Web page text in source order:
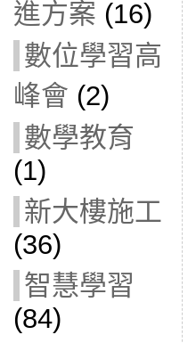
進方案 (16)
數位學習高
峰會 (2)
數學教育
(1)
新大樓施工
(36)
智慧學習
(84)